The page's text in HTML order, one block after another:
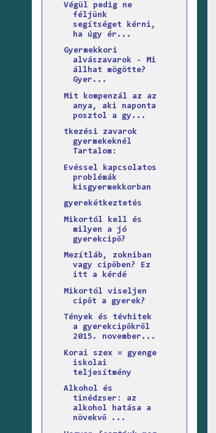
Végül pedig ne
féljünk
segítséget kérni,
ha úgy ér...
Gyermekkori
alvászavarok - Mi
állhat mögötte?
Gyer...
Mit kompenzál az az
anya, aki naponta
posztol a gy...
tkezési zavarok
gyermekeknél
Tartalom:
Evéssel kapcsolatos
problémák
kisgyermekkorban
gyerekétkeztetés
Mikortól kell és
milyen a jó
gyerekcipő?
Mezítláb, zokniban
vagy cipőben? Ez
itt a kérdé
Mikortól viseljen
cipőt a gyerek?
Tények és tévhitek
a gyerekcipőkről
2015. november...
Korai szex = gyenge
iskolai
teljesítmény
Alkohol és
tinédzser: az
alkohol hatása a
növekvő ...